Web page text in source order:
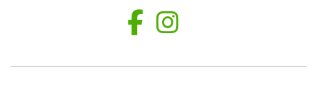
Facebook